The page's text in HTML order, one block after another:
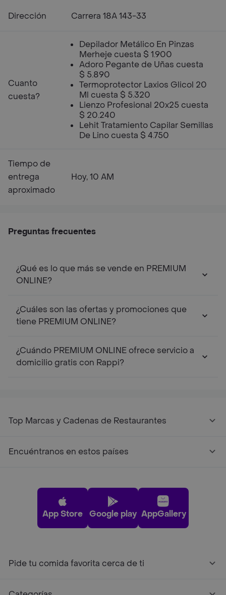
Dirección Carrera 18A 143-33
Cuanto
cuesta?
Depilador Metálico En Pinzas
Merheje cuesta $ 1.900
Adoro Pegante de Uñas cuesta
$ 5.890
Termoprotector Laxios Glicol 20
Ml cuesta $ 5.320
Lienzo Profesional 20x25 cuesta
$ 20.240
Lehit Tratamiento Capilar Semillas
De Lino cuesta $ 4.750
Tiempo de
entrega
aproximado
Hoy, 10 AM
Preguntas frecuentes
¿Qué es lo que más se vende en PREMIUM
ONLINE?
¿Cuáles son las ofertas y promociones que
tiene PREMIUM ONLINE?
¿Cuándo PREMIUM ONLINE ofrece servicio a
domicilio gratis con Rappi?
Top Marcas y Cadenas de Restaurantes
Encuéntranos en estos países
App Store Google play AppGallery
Pide tu comida favorita cerca de ti